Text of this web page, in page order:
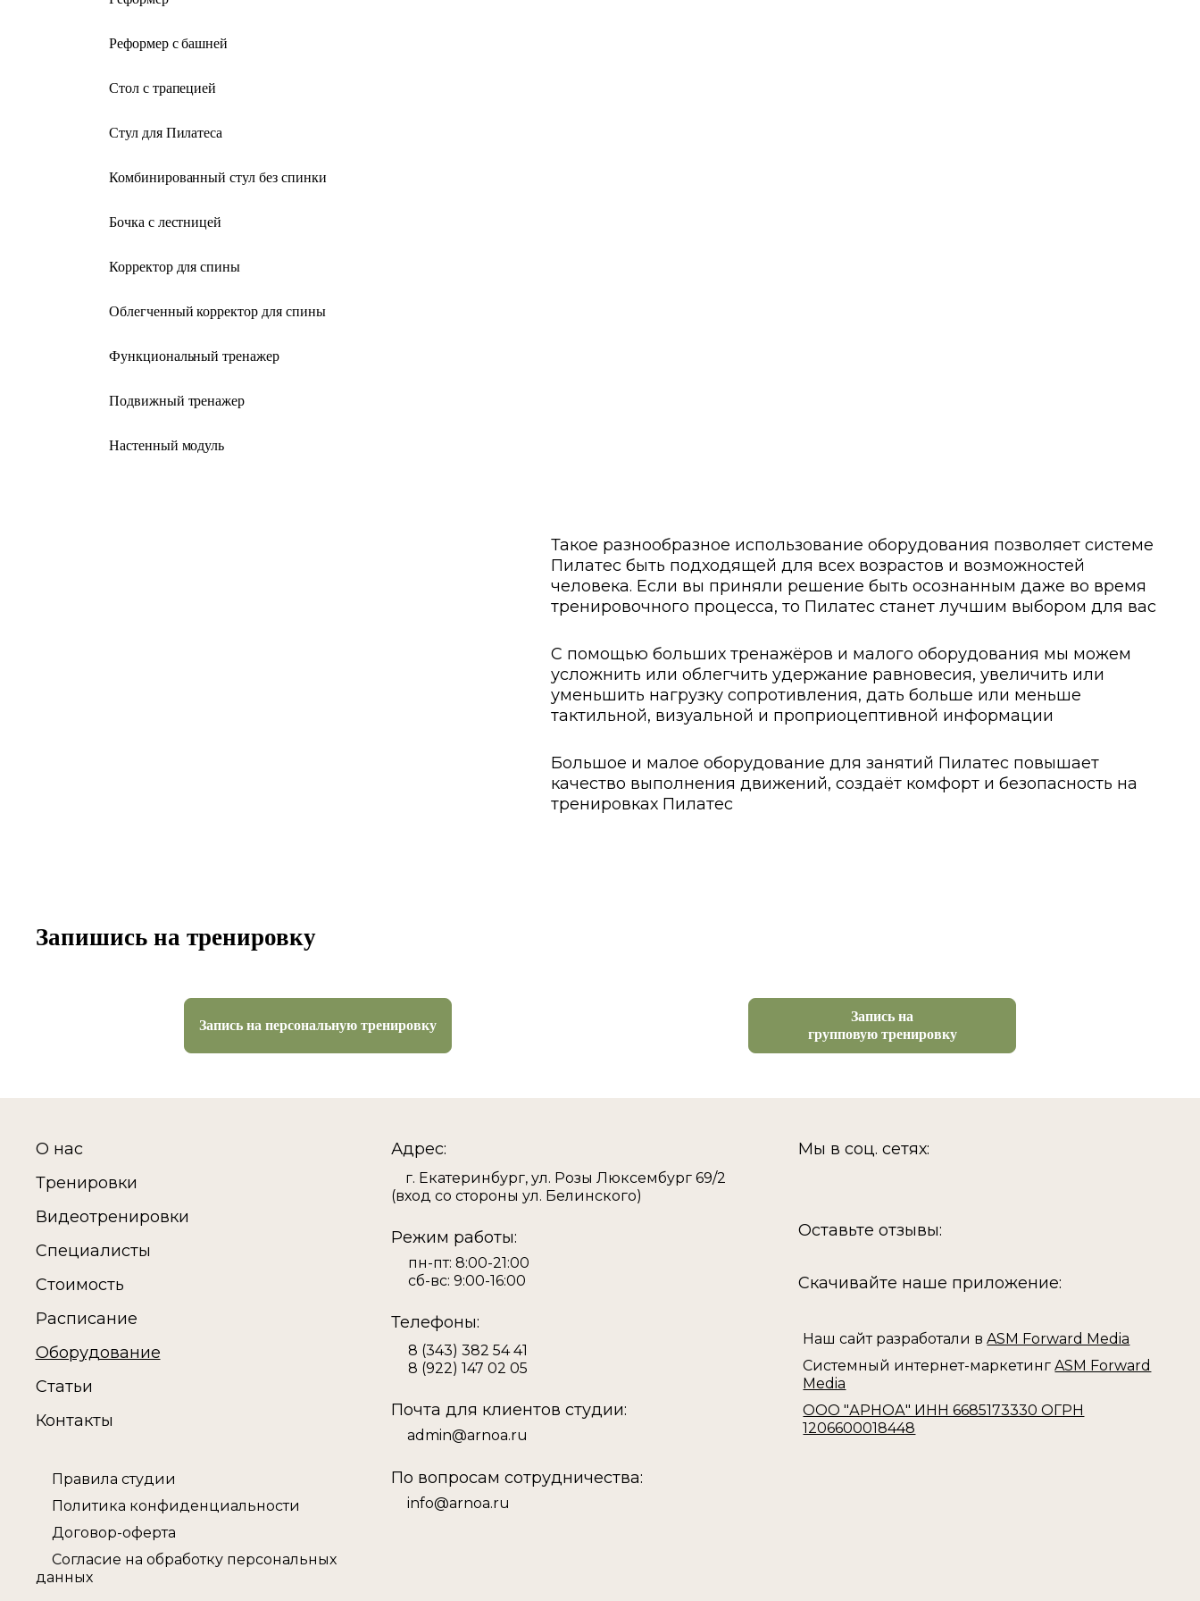
Реформер с башней
Стол с трапецией
Стул для Пилатеса
Комбинированный стул без спинки
Бочка с лестницей
Корректор для спины
Облегченный корректор для спины
Функциональный тренажер
Подвижный тренажер
Настенный модуль
Такое разнообразное использование оборудования позволяет системе
Пилатес быть подходящей для всех возрастов и возможностей
человека. Если вы приняли решение быть осознанным даже во время
тренировочного процесса, то Пилатес станет лучшим выбором для вас
С помощью больших тренажёров и малого оборудования мы можем
усложнить или облегчить удержание равновесия, увеличить или
уменьшить нагрузку сопротивления, дать больше или меньше
тактильной, визуальной и проприоцептивной информации
Большое и малое оборудование для занятий Пилатес повышает
качество выполнения движений, создаёт комфорт и безопасность на
тренировках Пилатес
Запишись на тренировку
Запись на персональную тренировку
Запись на
групповую тренировку
О нас
Тренировки
Видеотренировки
Специалисты
Стоимость
Расписание
Оборудование
Статьи
Контакты
Правила студии
Политика конфиденциальности
Договор-оферта
Согласие на обработку персональных
данных
Адрес:
г. Екатеринбург, ул. Розы Люксембург 69/2
(вход со стороны ул. Белинского)
Режим работы:
пн-пт: 8:00-21:00
сб-вс: 9:00-16:00
Телефоны:
8 (343) 382 54 41
8 (922) 147 02 05
Почта для клиентов студии:
admin@arnoa.ru
По вопросам сотрудничества:
info@arnoa.ru
Мы в соц. сетях:
Оставьте отзывы:
Скачивайте наше приложение:
Наш сайт разработали вASM Forward Media
Системный интернет-маркетингASM Forward
Media
ООО "АРНОА" ИНН 6685173330 ОГРН
1206600018448